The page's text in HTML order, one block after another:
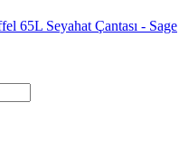
65L Seyahat Çantası - Sage